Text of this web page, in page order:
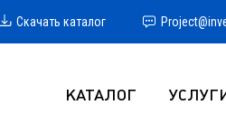
Скачать каталог
КАТАЛОГ